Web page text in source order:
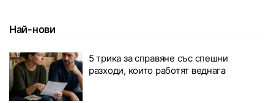
Най-нови
5 трика за справяне със спешни
разходи, които работят веднага